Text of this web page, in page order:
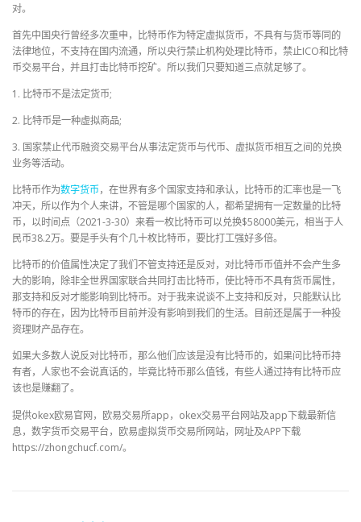
对。
首先中国央行曾经多次重申，比特币作为特定虚拟货币，不具有与货币等同的
法律地位，不支持在国内流通，所以央行禁止机构处理比特币，禁止ICO和比特
币交易平台，并且打击比特币挖矿。所以我们只要知道三点就足够了。
1. 比特币不是法定货币;
2. 比特币是一种虚拟商品;
3. 国家禁止代币融资交易平台从事法定货币与代币、虚拟货币相互之间的兑换
业务等活动。
比特币作为数字货币，在世界有多个国家支持和承认，比特币的汇率也是一飞
冲天，所以作为个人来讲，不管是哪个国家的人，都希望拥有一定数量的比特
币，以时间点（2021-3-30）来看一枚比特币可以兑换$58000美元，相当于人
民币38.2万。要是手头有个几十枚比特币，要比打工强好多倍。
比特币的价值属性决定了我们不管支持还是反对，对比特币币值并不会产生多
大的影响，除非全世界国家联合共同打击比特币，使比特币不具有货币属性，
那支持和反对才能影响到比特币。对于我来说谈不上支持和反对，只能默认比
特币的存在，因为比特币目前并没有影响到我们的生活。目前还是属于一种投
资理财产品存在。
如果大多数人说反对比特币，那么他们应该是没有比特币的，如果问比特币持
有者，人家也不会说真话的，毕竟比特币那么值钱，有些人通过持有比特币应
该也是赚翻了。
提供okex欧易官网，欧易交易所app，okex交易平台网站及app下载最新信
息，数字货币交易平台，欧易虚拟货币交易所网站，网址及APP下载
https://zhongchucf.com/。